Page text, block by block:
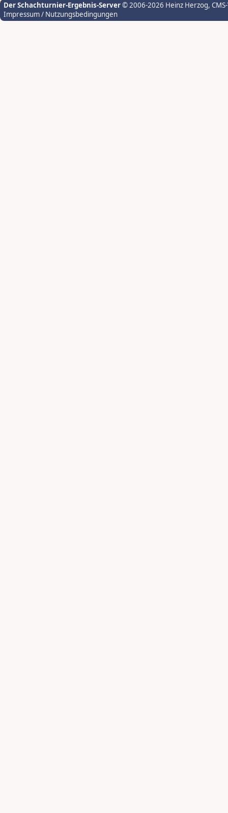
Der Schachturnier-Ergebnis-Server© 2006-2026 Heinz Herzog,
Impressum / Nutzungsbedingungen